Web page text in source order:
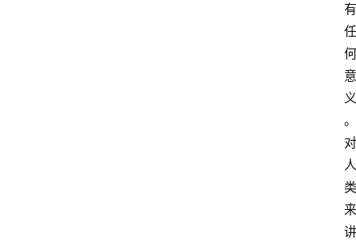
有
任
何
意
义
。
对
人
类
来
讲